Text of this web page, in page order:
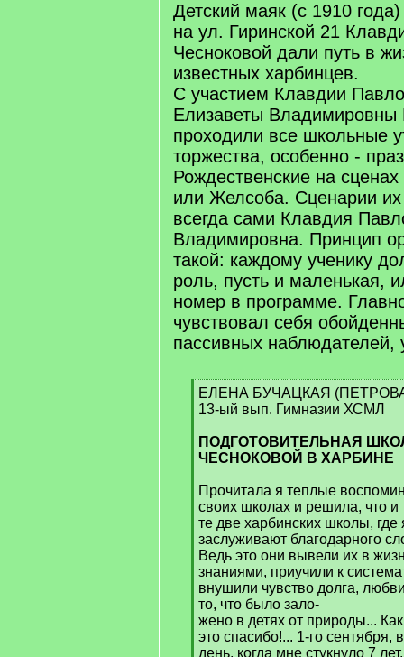
Детский маяк (с 1910
на ул. Гиринской 21
Чесноковой дали путь в
известных харбинцев.
С участием Клавдии
Елизаветы Владимировны
проходили все школьные
торжества, особенно -
Рождественские на
или Желсоба. Сценарии
всегда сами Клавдия
Владимировна. Принцип
такой: каждому ученику
роль, пусть и маленькая,
номер в программе.
чувствовал себя
пассивных наблюдателей,
[
q
ЕЛЕНА БУЧАЦКАЯ
13-ый вып. Гимназии ХСМЛ
ПОДГОТОВИТЕЛЬНАЯ
ЧЕСНОКОВОЙ В ХАРБИНЕ
Прочитала я теплые
своих школах и решила, что и
те две харбинских школы, где
заслуживают благодарного
Ведь это они вывели их в
знаниями, приучили к
внушили чувство долга,
то, что было зало-
жено в детях от природы...
это спасибо!... 1-го сентября, в
день, когда мне стукнуло 7